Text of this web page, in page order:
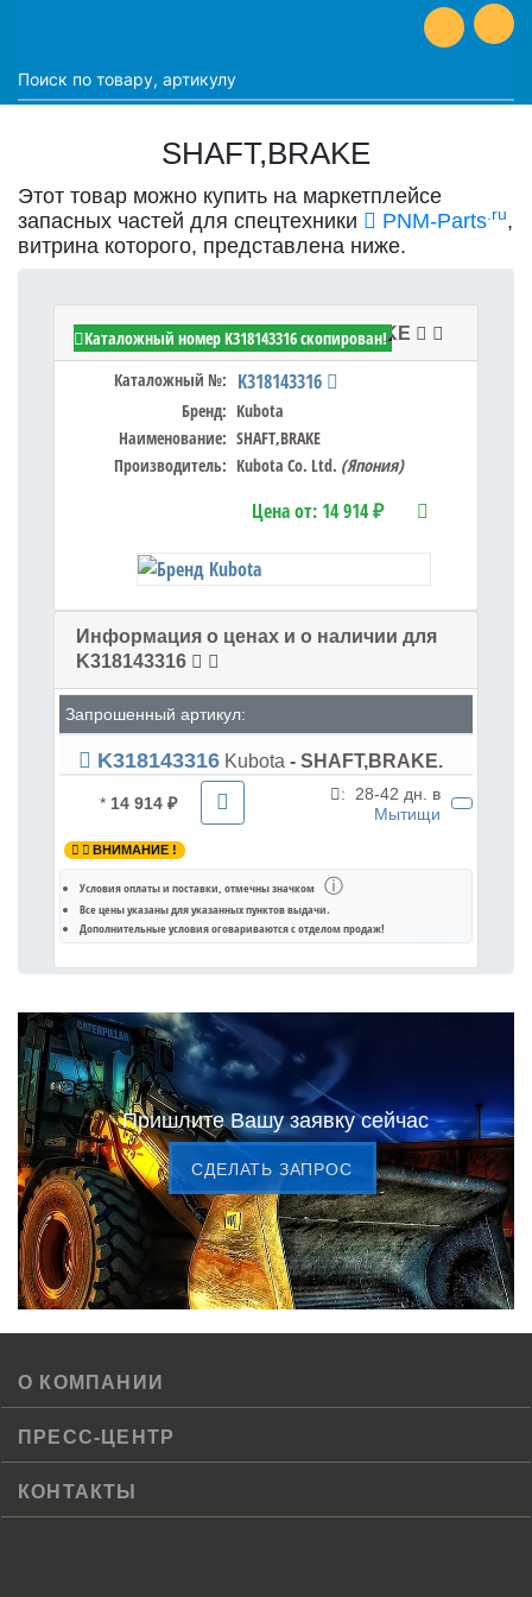
SHAFT,BRAKE
Этот товар можно купить на маркетплейсе
запасных частей для спецтехники
PNM-Parts.ru,
витрина которого, представлена ниже.
Kubota K318143316 - SHAFT,BRAKE
Каталожный №: K318143316
Бренд: Kubota
Наименование: SHAFT,BRAKE
Производитель: Kubota Co. Ltd. (Япония)
Цена от: 14 914 ₽
Каталожный номер K318143316 скопирован!
Информация о ценах и о наличии для
K318143316
Запрошенный артикул:
K318143316 Kubota - SHAFT,BRAKE.
* 14 914 ₽ : 28-42 дн. в
Мытищи
ВНИМАНИЕ !
Условия оплаты и поставки, отмечны значком ⓘ
Все цены указаны дляуказанных пунктов выдачи.
Дополнительные условия оговариваются с отделом продаж!
Пришлите Вашу заявку сейчас
CДЕЛАТЬ ЗАПРОС
О КОМПАНИИ
ПРЕСС-ЦЕНТР
КОНТАКТЫ